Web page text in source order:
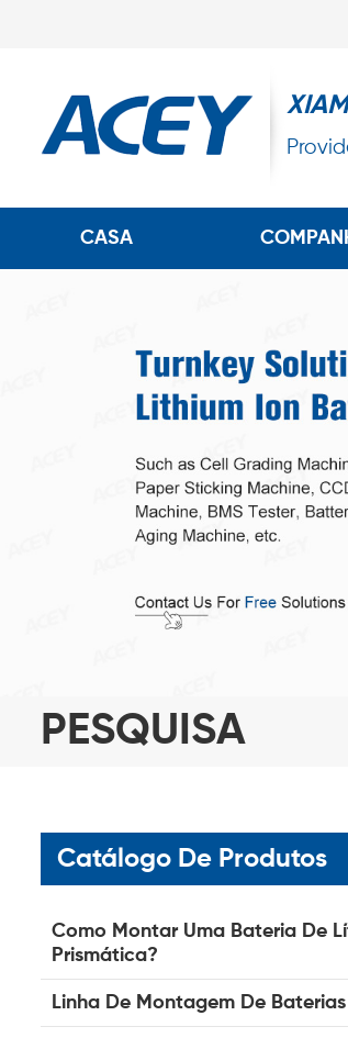
CASA
PESQUISA
Catálogo De Produtos
Como Montar Uma Bateria De
Prismática?
Linha De Montagem De Baterias